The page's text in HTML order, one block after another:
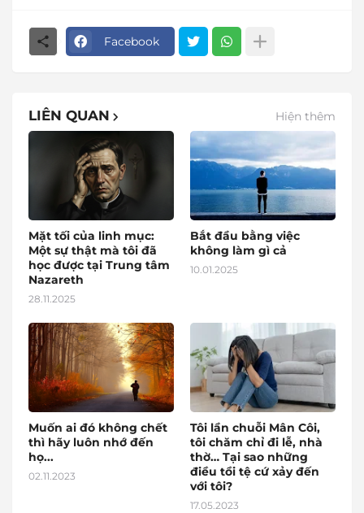
Facebook
LIÊN QUAN Hiện thêm
Mặt tối của linh mục:
Một sự thật mà tôi đã
học được tại Trung tâm
Nazareth
28.11.2025
Bắt đầu bằng việc
không làm gì cả
10.01.2025
Muốn ai đó không chết
thì hãy luôn nhớ đến
họ...
02.11.2023
Tôi lần chuỗi Mân Côi,
tôi chăm chỉ đi lễ, nhà
thờ… Tại sao những
điều tồi tệ cứ xảy đến
với tôi?
17.05.2023